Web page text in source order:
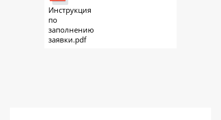
Инструкция
по
заполнению
заявки.pdf